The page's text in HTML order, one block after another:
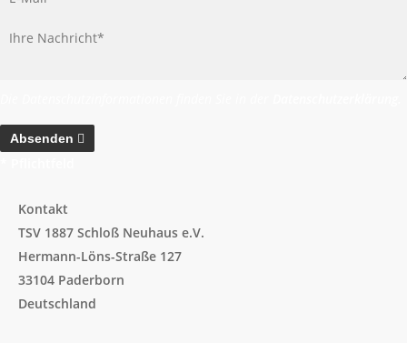
Absenden
Kontakt
TSV 1887 Schloß Neuhaus e.V.
Hermann-Löns-Straße 127
33104 Paderborn
Deutschland